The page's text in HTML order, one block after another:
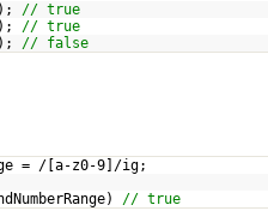
// true
// true
// false
= /[a-z0-9]/ig;
// true